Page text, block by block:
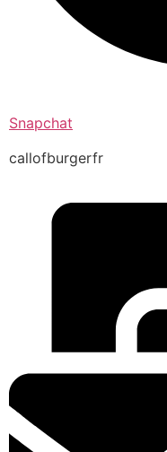
Snapchat
callofburgerfr